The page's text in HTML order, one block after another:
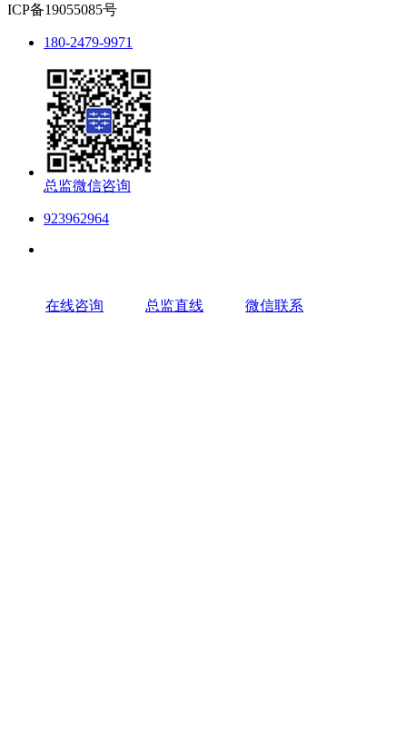
ICP备19055085号
180-2479-9971
总监微信咨询
923962964
在线咨询 总监直线 微信联系